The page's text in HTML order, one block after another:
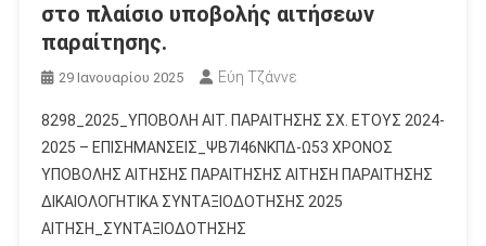
στο πλαίσιο υποβολής αιτήσεων
παραίτησης.
29 Ιανουαρίου 2025 Εύη Τζάννε
8298_2025_ΥΠΟΒΟΛΗ ΑΙΤ. ΠΑΡΑΙΤΗΣΗΣ ΣΧ. ΕΤΟΥΣ 2024-
2025 – ΕΠΙΣΗΜΑΝΣΕΙΣ_ΨΒ7Ι46ΝΚΠΔ-Ω53 ΧΡΟΝΟΣ
ΥΠΟΒΟΛΗΣ ΑΙΤΗΣΗΣ ΠΑΡΑΙΤΗΣΗΣ ΑΙΤΗΣΗ ΠΑΡΑΙΤΗΣΗΣ
ΔΙΚΑΙΟΛΟΓΗΤΙΚΑ ΣΥΝΤΑΞΙΟΔΟΤΗΣΗΣ 2025
ΑΙΤΗΣΗ_ΣΥΝΤΑΞΙΟΔΟΤΗΣΗΣ